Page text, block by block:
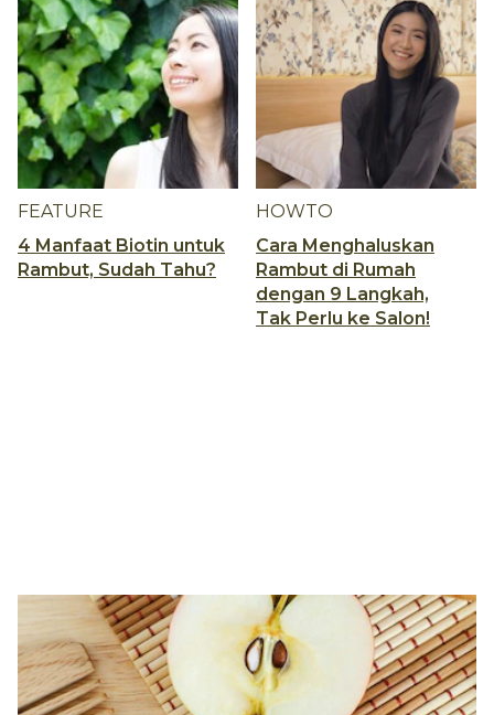
FEATURE
4 Manfaat Biotin untuk
Rambut, Sudah Tahu?
HOWTO
Cara Menghaluskan
Rambut di Rumah
dengan 9 Langkah,
Tak Perlu ke Salon!